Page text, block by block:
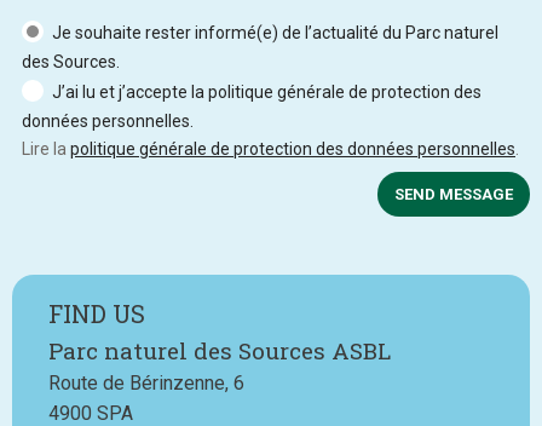
Je souhaite rester informé(e) de l’actualité du Parc naturel
des Sources.
J’ai lu et j’accepte la politique générale de protection des
données personnelles.
Lire la politique générale de protection des données personnelles
SEND MESSAGE
FIND US
Parc naturel des Sources ASBL
Route de Bérinzenne, 6
4900 SPA